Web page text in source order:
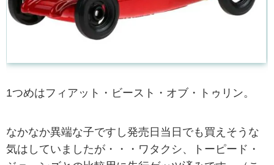
1つめはフィアット・ビースト・オブ・トゥリン。
なかなか異端な子ですし発売日当日でも買えそうな
気はしていましたが・・・ワタクシ、トーピード・